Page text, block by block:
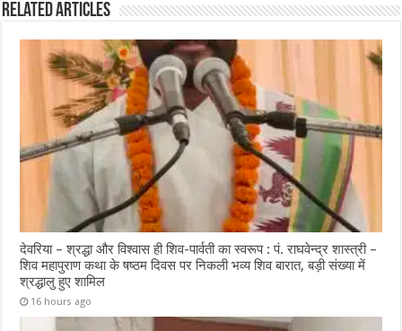
Related Articles
देवरिया – श्रद्धा और विश्वास ही शिव-पार्वती का स्वरूप : पं. राघवेन्द्र शास्त्री –
शिव महापुराण कथा के षष्ठम दिवस पर निकली भव्य शिव बारात, बड़ी संख्या में
श्रद्धालु हुए शामिल
16 hours ago